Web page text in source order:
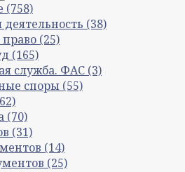
(758)
(38)
(25)
(165)
служба. ФАС (3)
споры (55)
(70)
(31)
(14)
(25)